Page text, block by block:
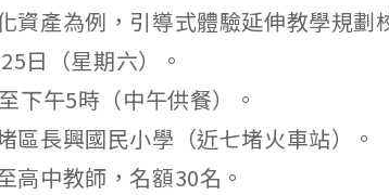
資產為例，引導式體驗延伸教學規劃
日（星期六）。
下午5時（中午供餐）。
區長興國民小學（近七堵火車站）。
高中教師，名額30名。